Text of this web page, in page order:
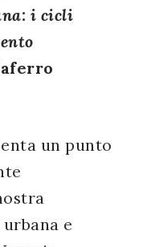
i cicli
un punto
e